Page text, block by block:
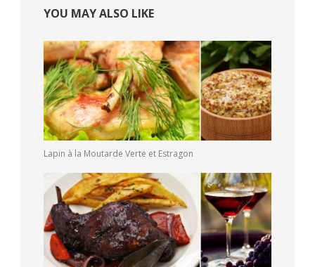
YOU MAY ALSO LIKE
Lapin à la Moutarde Verte et Estragon